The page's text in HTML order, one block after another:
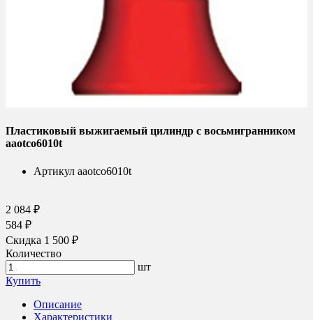
Пластиковый выжигаемый цилиндр с восьмигранником
aaotco6010t
Артикул aaotco6010t
2 084 ₽
584 ₽
Скидка 1 500 ₽
Количество
шт
Купить
Описание
Характеристики